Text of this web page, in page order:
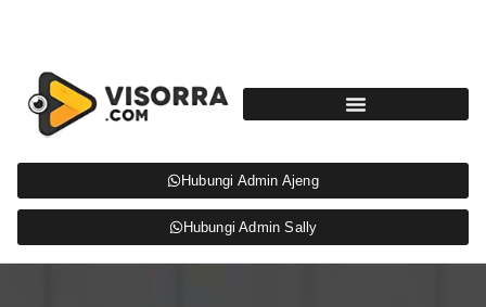
Hubungi Admin Ajeng
Hubungi Admin Sally